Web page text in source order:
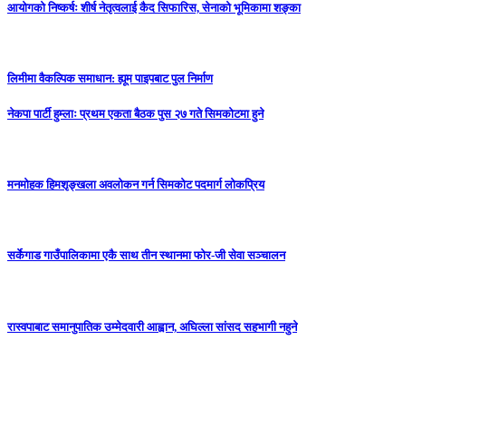
आयोगको निष्कर्षः शीर्ष नेतृत्वलाई कैद सिफारिस, सेनाको भूमिकामा शङ्का
लिमीमा वैकल्पिक समाधान: ह्यूम पाइपबाट पुल निर्माण
नेकपा पार्टी हुम्लाः प्रथम एकता बैठक पुस २७ गते सिमकोटमा हुने
मनमोहक हिमशृङ्खला अवलोकन गर्न सिमकोट पदमार्ग लोकप्रिय
सर्केगाड गाउँपालिकामा एकै साथ तीन स्थानमा फोर-जी सेवा सञ्चालन
रास्वपाबाट समानुपातिक उम्मेदवारी आह्वान, अघिल्ला सांसद सहभागी नहुने